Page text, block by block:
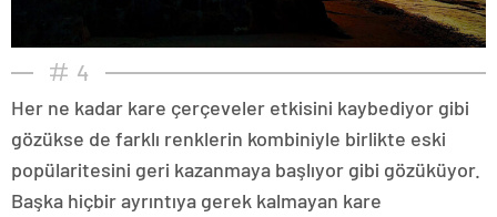
4
Her ne kadar kare çerçeveler etkisini kaybediyor gibi
gözükse de farklı renklerin kombiniyle birlikte eski
popülaritesini geri kazanmaya başlıyor gibi gözüküyor.
Başka hiçbir ayrıntıya gerek kalmayan kare